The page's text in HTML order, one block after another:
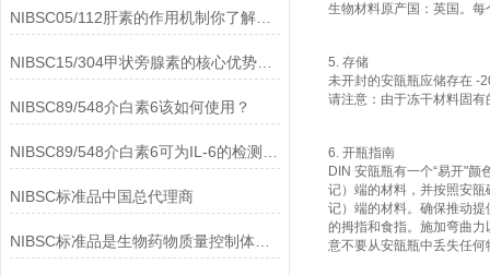
NIBSC05/112肝素的作用机制你了解多少？
NIBSC15/304甲状旁腺素的核心优势有哪些？
NIBSC89/548介白素6该如何使用？
NIBSC标准品中国总代理商
NIBSC标准品是生物药物质量控制体系中的基础工具
生物材料原产国：英国。
5. 存储
未开封的安瓿瓶应储存在 -
请注意：由于冻干材料固
6. 开瓶指南
DIN 安瓿瓶有一个“易开"
记）端的材料，并按照安
记）端的材料。确保推动
的拇指和食指。施加弯曲
意不要从安瓿瓶中丢失任